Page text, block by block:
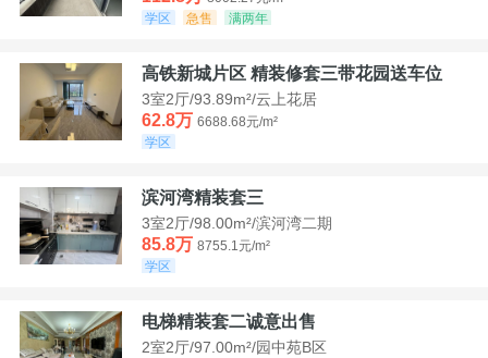
学区
急售 满两年
高铁新城片区 精装修套三带花园送车位
3室2厅/93.89m²/云上花居
62.8万 6688.68元/m²
学区
滨河湾精装套三
3室2厅/98.00m²/滨河湾二期
85.8万 8755.1元/m²
学区
电梯精装套二诚意出售
2室2厅/97.00m²/园中苑B区